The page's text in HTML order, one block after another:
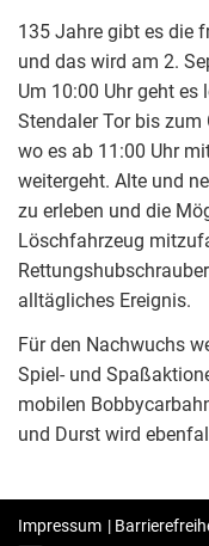
135 Jahre gibt es die
und das wird am 2.
Um 10:00 Uhr geht
Stendaler Tor bis zum
wo es ab 11:00 Uhr
weitergeht. Alte und
zu erleben und die
Löschfahrzeug
alltägliches Ereignis.
Für den Nachwuchs
Spiel- und
mobilen
und Durst wird
Impressum |